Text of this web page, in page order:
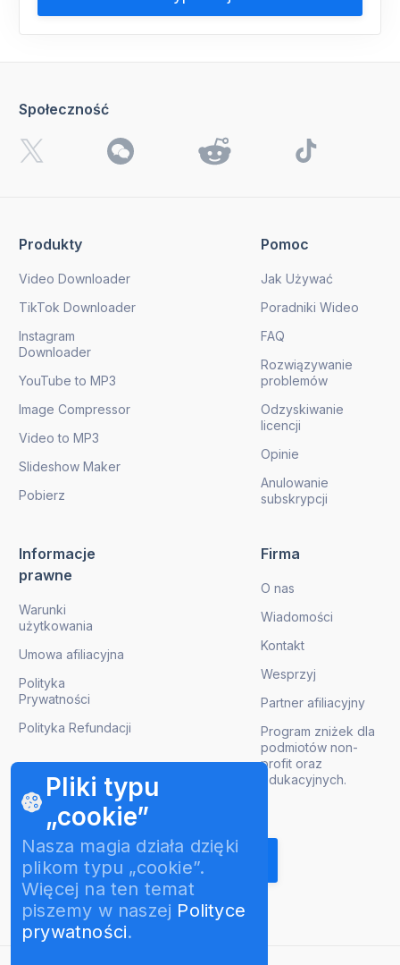
Pliki typu
„cookie”
Nasza magia działa dzięki
plikom typu „cookie”.
Więcej na ten temat
piszemy w naszej Polityce
prywatności.
Produkty
Video Downloader
TikTok Downloader
Instagram
Downloader
YouTube to MP3
Image Compressor
Video to MP3
Slideshow Maker
Pobierz
Pomoc
Jak Używać
Poradniki Wideo
FAQ
Rozwiązywanie
problemów
Odzyskiwanie
licencji
Opinie
Anulowanie
subskrypcji
Informacje
prawne
Warunki
użytkowania
Umowa afiliacyjna
Polityka
Prywatności
Polityka Refundacji
Firma
O nas
Wiadomości
Kontakt
Wesprzyj
Partner afiliacyjny
Program zniżek dla
podmiotów non-
profit oraz
edukacyjnych.
Pobierz aktualizacje produktów
Społeczność